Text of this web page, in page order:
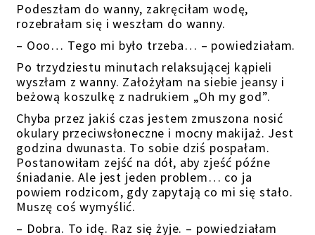
Podeszłam do wanny, zakręciłam wodę,
rozebrałam się i weszłam do wanny.
– Ooo… Tego mi było trzeba… – powiedziałam.
Po trzydziestu minutach relaksującej kąpieli
wyszłam z wanny. Założyłam na siebie jeansy i
beżową koszulkę z nadrukiem „Oh my god”.
Chyba przez jakiś czas jestem zmuszona nosić
okulary przeciwsłoneczne i mocny makijaż. Jest
godzina dwunasta. To sobie dziś pospałam.
Postanowiłam zejść na dół, aby zjeść późne
śniadanie. Ale jest jeden problem… co ja
powiem rodzicom, gdy zapytają co mi się stało.
Muszę coś wymyślić.
– Dobra. To idę. Raz się żyje. – powiedziałam